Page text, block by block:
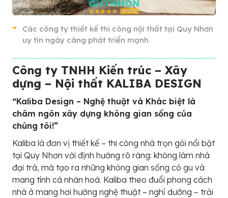
Các công ty thiết kế thi công nội thất tại Quy Nhơn
uy tín ngày càng phát triển mạnh
Công ty TNHH Kiến trúc – Xây
dựng – Nội thất KALIBA DESIGN
“Kaliba Design – Nghệ thuật và Khác biệt là
châm ngôn xây dựng không gian sống của
chúng tôi!”
Kaliba là đơn vị thiết kế – thi công nhà trọn gói nổi bật
tại Quy Nhơn với định hướng rõ ràng: không làm nhà
đại trà, mà tạo ra những không gian sống có gu và
mang tính cá nhân hoá. Kaliba theo đuổi phong cách
nhà ở mang hơi hướng nghệ thuật – nghỉ dưỡng – trải